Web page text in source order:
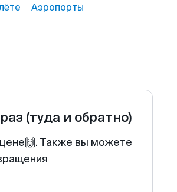
Аэропорты
(туда и обратно)
Также вы можете